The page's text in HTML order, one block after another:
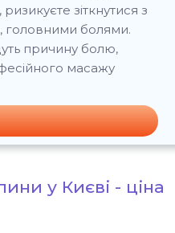
зіткнутися з
головними болями.
причину болю,
масажу
у Києві - ціна